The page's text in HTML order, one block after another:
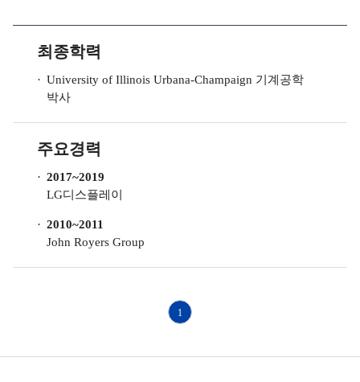
최종학력
University of Illinois Urbana-Champaign 기계공학
박사
주요경력
2017~2019
LG디스플레이
2010~2011
John Royers Group
1